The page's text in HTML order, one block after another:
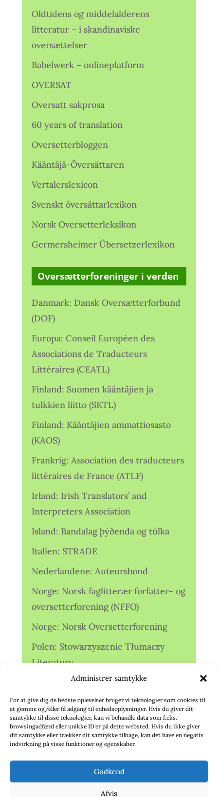
Administrer samtykke
For at give dig de bedste oplevelser bruger vi teknologier som cookies til
at gemme og/eller få adgang til enhedsoplysninger. Hvis du giver dit
samtykke til disse teknologier, kan vi behandle data som f.eks.
browsingadfærd eller unikke ID'er på dette websted. Hvis du ikke giver
dit samtykke eller trækker dit samtykke tilbage, kan det have en negativ
indvirkning på visse funktioner og egenskaber.
Godkend
Afvis
Oldtidens og middelalderens
litteratur – i skandinaviske
oversættelser
Babelwerk – onlineplatform
OVERSAT
Oversatt sakprosa
60 years of translation
Oversetterbloggen
Kääntäjä-Översättaren
Vertalerslexicon
Svenskt översättarlexikon
Norsk Oversetterleksikon
Germersheimer Übersetzerlexikon
Oversætterforeninger i verden
Danmark: Dansk Oversætterforbund
(DOF)
Europa: Conseil Européen des
Associations de Traducteurs
Littéraires (CEATL)
Finland: Suomen kääntäjien ja
tulkkien liitto (SKTL)
Finland: Kääntäjien ammattiosasto
(KAOS)
Frankrig: Association des traducteurs
littéraires de France (ATLF)
Irland: Irish Translators’ and
Interpreters Association
Island: Bandalag þýðenda og túlka
Italien: STRADE
Nederlandene: Auteursbond
Norge: Norsk faglitterær forfatter- og
oversetterforening (NFFO)
Norge: Norsk Oversetterforening
Polen: Stowarzyszenie Tłumaczy
Literatury
Storbritannien: Translators
Association (TA)
Sverige: Översättarsektionen (Ö.)
Sverige: Översättarcentrum (ÖC)
deutschsprachiger Übersetzer (VdÜ)